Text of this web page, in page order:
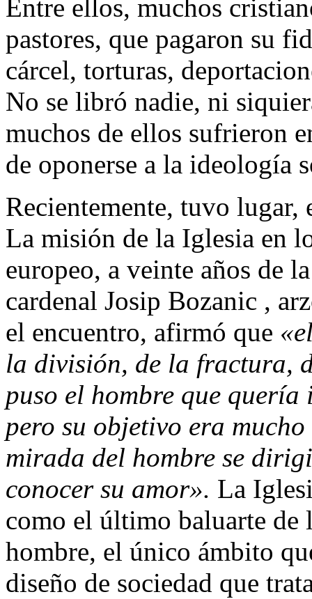
Entre ellos, muchos
pastores, que pagaron su
cárcel, torturas,
No se libró nadie, ni
muchos de ellos sufrieron
de oponerse a la ideología
Recientemente, tuvo lugar,
La misión de la Iglesia en
europeo, a veinte años de
cardenal Josip Bozanic ,
el encuentro, afirmó que
la división, de la fractura,
puso el hombre que
pero su objetivo era
mirada del hombre se
conocer su amor». La
como el último baluarte de
hombre, el único ámbito
diseño de sociedad que